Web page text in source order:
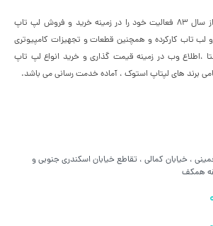
فروشگاه آنلاین اطلاع وب از سال 83 فعالیت خود را در زمینه خرید و فروش لپ تاپ
تاب کارکرده و همچنین قطعات و تجهیزات کامپیوتری
،‌اطلاع وب در زمینه قیمت گذاری و خرید انواع لپ تاپ
برند های لپتاپ استوک ، آماده خدمت رسانی می باشد.
، خیابان کمالی ، تقاطع خیابان اسکندری جنوبی و